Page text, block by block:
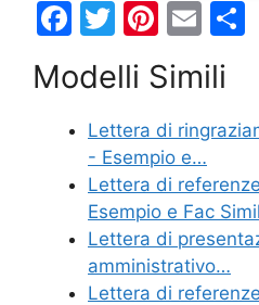
F
c
e
b
o
o
k
T
itt
er
Pi
er
e
st
E
ai
l
Modelli Simili
Lettera di
- Esempio e…
Lettera di
Esempio e Fac
Lettera di
amministrativo…
Lettera di